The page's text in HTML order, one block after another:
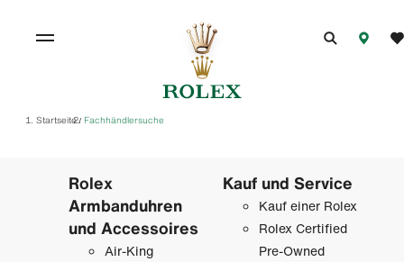
Startseite/ Fachhändlersuche
Rolex
Armbanduhren
und Accessoires
Air-King
Kauf und Service
Kauf einer Rolex
Rolex Certified
Pre-Owned